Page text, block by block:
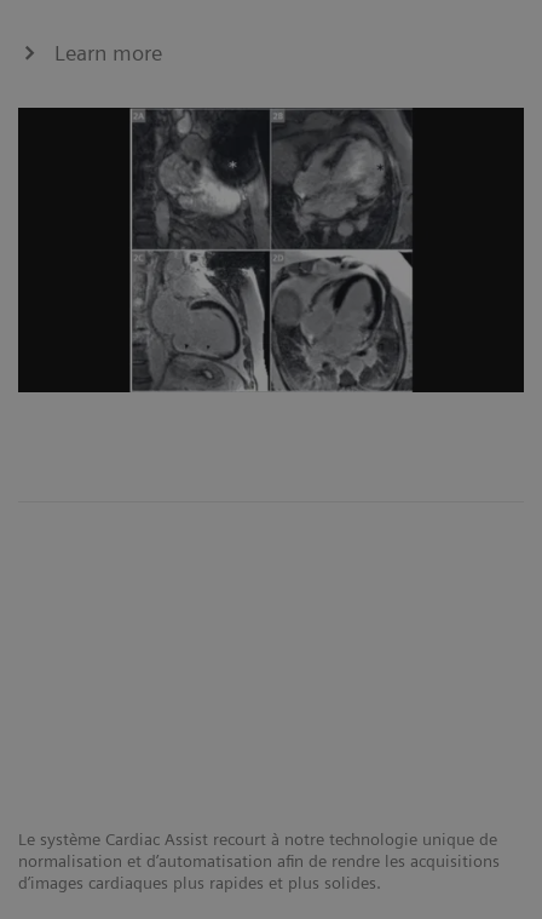
Learn more
Le système Cardiac Assist recourt à notre technologie unique de
normalisation et d’automatisation afin de rendre les acquisitions
d’images cardiaques plus rapides et plus solides.